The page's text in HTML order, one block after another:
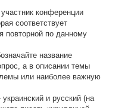
конференции
соответствует
по данному
название
а в описании темы
или наиболее важную
и русский (на